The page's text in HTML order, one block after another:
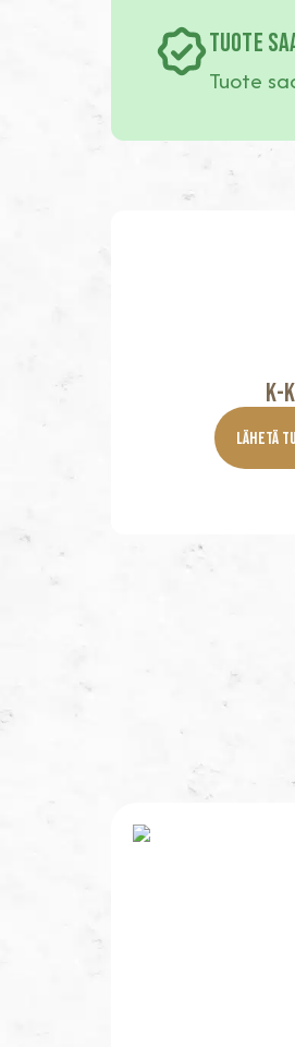
TUOTE
Tuote
K-
Lähetä